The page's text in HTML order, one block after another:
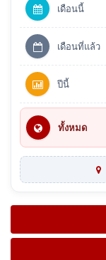
เดือนนี้
เดือนที่แล้ว
ปีนี้
ทั้งหมด